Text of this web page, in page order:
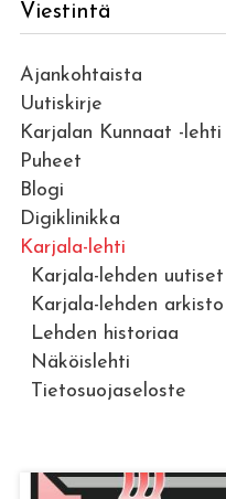
Viestintä
Ajankohtaista
Uutiskirje
Karjalan Kunnaat -lehti
Puheet
Blogi
Digiklinikka
Karjala-lehti
Karjala-lehden uutiset
Karjala-lehden arkisto
Lehden historiaa
Näköislehti
Tietosuojaseloste